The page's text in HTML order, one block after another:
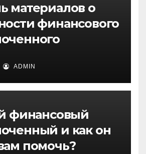
материалов о
финансового
ADMIN
финансовый
и как он
помочь?